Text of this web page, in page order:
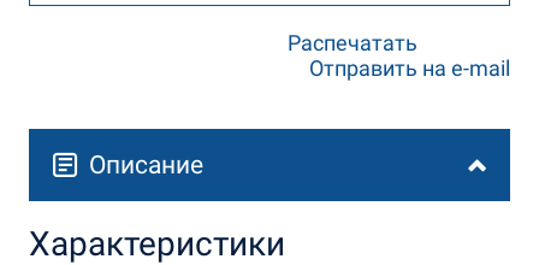
Распечатать
Отправить на e-mail
Описание
Характеристики